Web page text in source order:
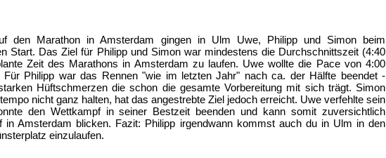
den Marathon in Amsterdam gingen in Ulm Uwe, Philipp und Simon beim
Start. Das Ziel für Philipp und Simon war mindestens die Durchschnittszeit (4:40
Zeit des Marathons in Amsterdam zu laufen. Uwe wollte die Pace von 4:00
Für Philipp war das Rennen "wie im letzten Jahr" nach ca. der Hälfte beendet -
Hüftschmerzen die schon die gesamte Vorbereitung mit sich trägt. Simon
nicht ganz halten, hat das angestrebte Ziel jedoch erreicht. Uwe verfehlte sein
den Wettkampf in seiner Bestzeit beenden und kann somit zuversichtlich
in Amsterdam blicken. Fazit: Philipp irgendwann kommst auch du in Ulm in den
einzulaufen.